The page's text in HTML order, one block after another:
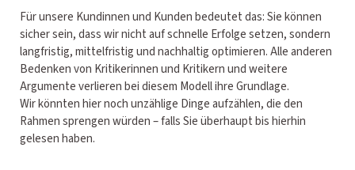
Für unsere Kundinnen und Kunden bedeutet das: Sie können
sicher sein, dass wir nicht auf schnelle Erfolge setzen, sondern
langfristig, mittelfristig und nachhaltig optimieren. Alle anderen
Bedenken von Kritikerinnen und Kritikern und weitere
Argumente verlieren bei diesem Modell ihre Grundlage.
Wir könnten hier noch unzählige Dinge aufzählen, die den
Rahmen sprengen würden – falls Sie überhaupt bis hierhin
gelesen haben.